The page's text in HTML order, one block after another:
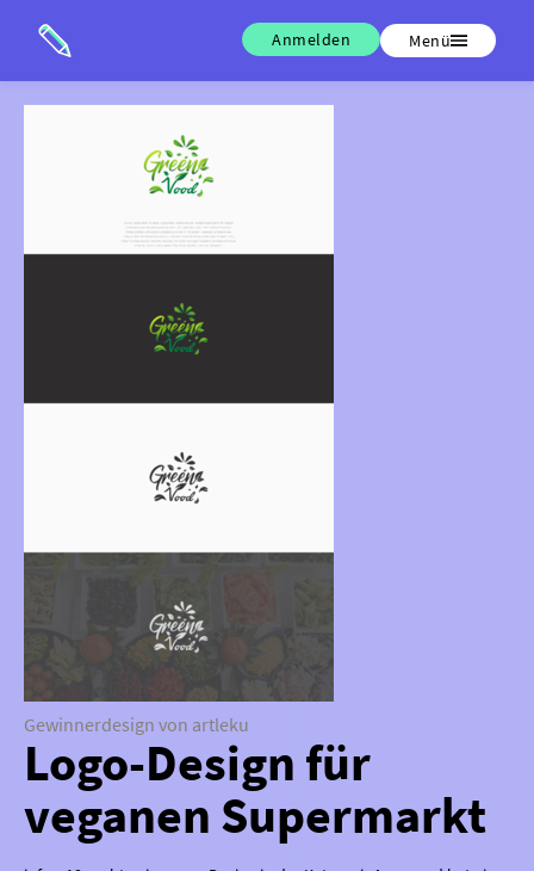
Anmelden Menü
Gewinnerdesign von artleku
Logo-Design für
veganen Supermarkt